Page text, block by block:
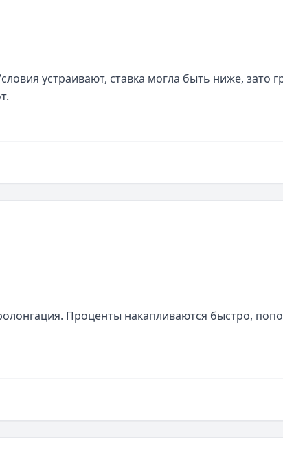
устраивают, ставка могла быть ниже, зато
Проценты накапливаются быстро,